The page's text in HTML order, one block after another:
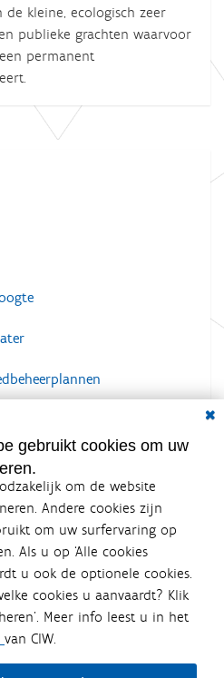
kleine, ecologisch zeer
publieke grachten waarvoor
permanent
gebruikt cookies om uw
om de website
Andere cookies zijn
om uw surfervaring op
Als u op ‘Alle cookies
u ook de optionele cookies.
cookies u aanvaardt? Klik
Meer info leest u in het
van CIW.
is een
Vlaamse
Integraal
Waterbeleid (CIW) is een
betrokken zijn. Ook